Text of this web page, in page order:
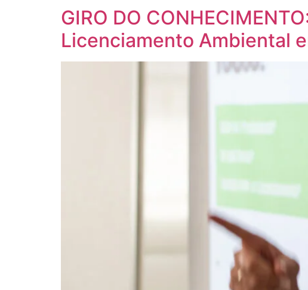
GIRO DO
Licenciamento Ambiental